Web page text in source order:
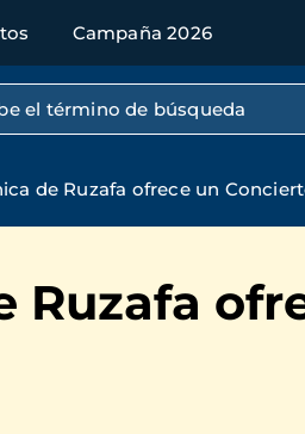
Campaña 2026
por texto completo
de Ruzafa ofrece un
Ruzafa